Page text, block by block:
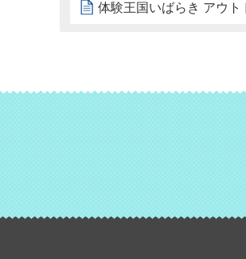
体験王国いばらき アウト